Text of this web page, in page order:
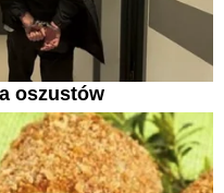
oszustów